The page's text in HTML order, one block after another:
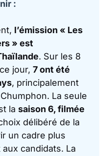
:
l’émission « Les
» est
. Sur les 8
jour, 7 ont été
, principalement
La seule
la saison 6, filmée
délibéré de la
un cadre plus
candidats. La